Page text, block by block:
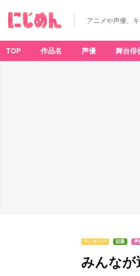
アニメや声優、
TOP 作品名 声優 舞台俳
ランキング 話題 声
みんなが